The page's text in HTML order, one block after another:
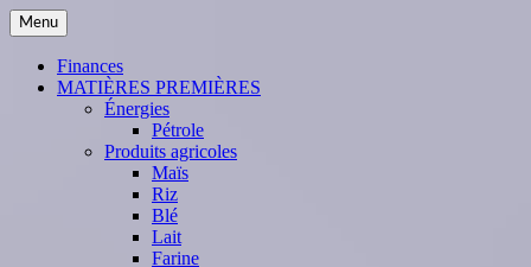
Skip
to
content
Menu
Finances
MATIÈRES PREMIÈRES
Énergies
Pétrole
Produits agricoles
Maïs
Riz
Blé
Lait
Farine